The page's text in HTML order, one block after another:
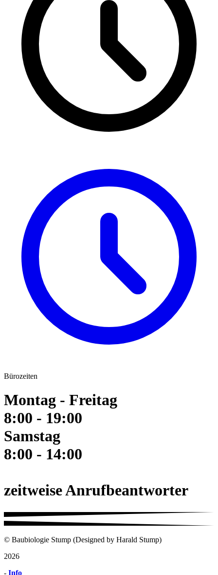
Bürozeiten
Montag - Freitag
8:00 - 19:00
Samstag
8:00 - 14:00
zeitweise Anrufbeantworter
© Baubiologie Stump (Designed by Harald Stump)
2026
- Info